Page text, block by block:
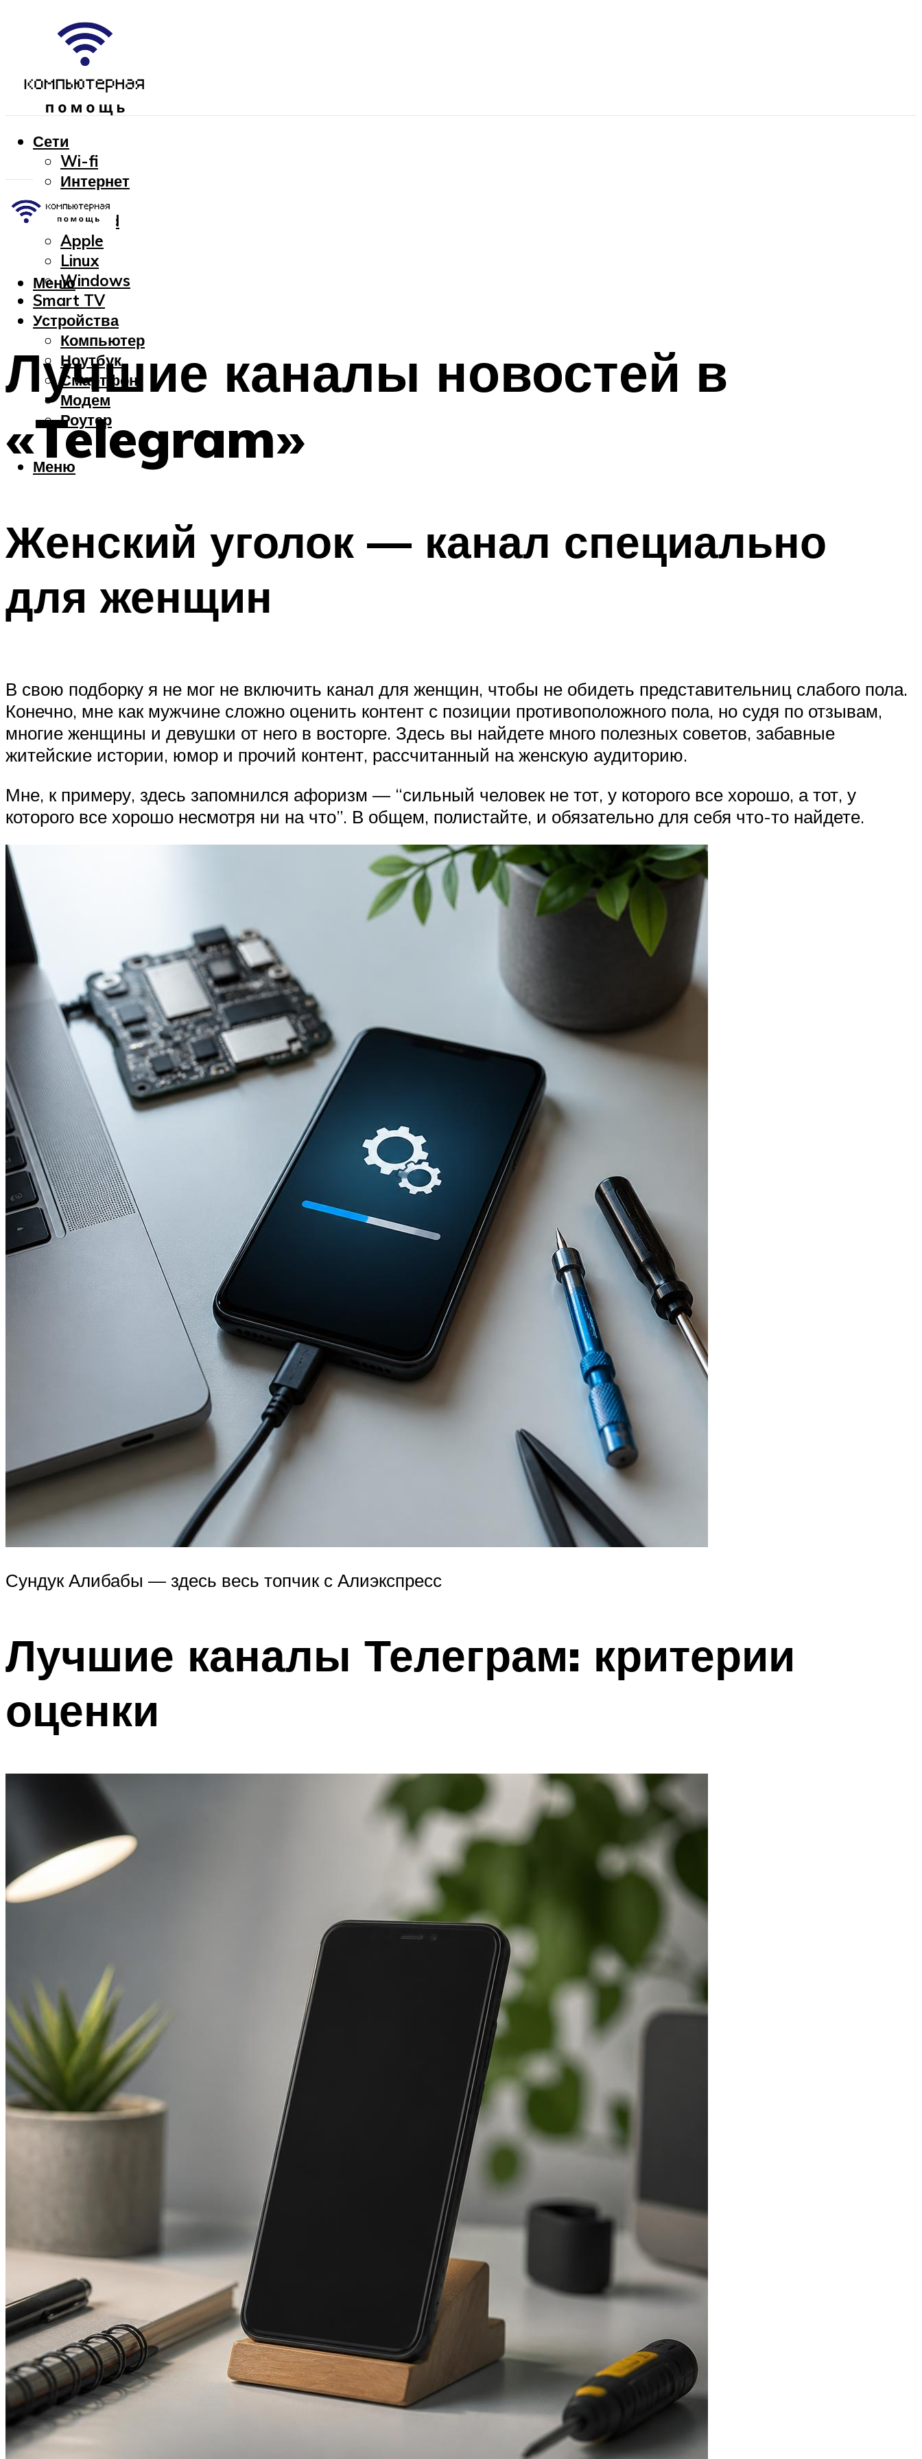
Сети
Wi-fi
Интернет
OC
Android
Apple
Linux
Windows
Smart TV
Устройства
Компьютер
Ноутбук
Смартфон
Модем
Роутер
Меню
Меню
Лучшие каналы новостей в
«Telegram»
Женский уголок — канал специально
для женщин
В свою подборку я не мог не включить канал для женщин, чтобы не обидеть представительниц слабого пола.
Конечно, мне как мужчине сложно оценить контент с позиции противоположного пола, но судя по отзывам,
многие женщины и девушки от него в восторге. Здесь вы найдете много полезных советов, забавные
житейские истории, юмор и прочий контент, рассчитанный на женскую аудиторию.
Мне, к примеру, здесь запомнился афоризм — “сильный человек не тот, у которого все хорошо, а тот, у
которого все хорошо несмотря ни на что”. В общем, полистайте, и обязательно для себя что-то найдете.
Сундук Алибабы — здесь весь топчик с Алиэкспресс
Лучшие каналы Телеграм: критерии
оценки